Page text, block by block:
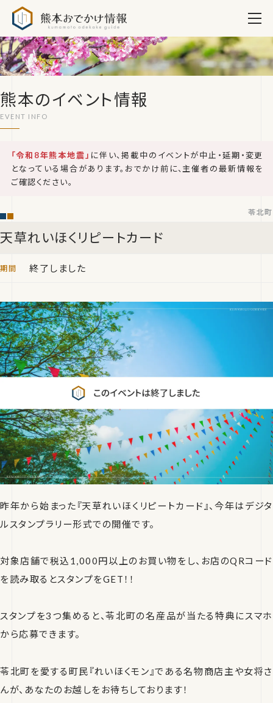
熊本のイベント情報
「令和8年熊本地震」 に伴い、掲載中のイベントが中止・延期・変更
となっている場合があります。おでかけ前に、主催者の最新情報を
ご確認ください。
天草れいほくリピートカード
苓北町
終了しました
昨年から始まった『天草れいほくリピートカード』、今年はデジタ
ルスタンプラリー形式での開催です。
対象店舗で税込1,000円以上のお買い物をし、お店のQRコード
を読み取るとスタンプをGET！！
スタンプを3つ集めると、苓北町の名産品が当たる特典にスマホ
から応募できます。
苓北町を愛する町民『れいほくモン』である名物商店主や女将さ
んが、あなたのお越しをお待ちしております！